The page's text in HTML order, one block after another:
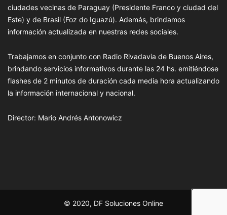
ciudades vecinas de Paraguay (Presidente Franco y ciudad del
Este) y de Brasil (Foz do Iguazú). Además, brindamos
información actualizada en nuestras redes sociales.
Trabajamos en conjunto con Radio Rivadavia de Buenos Aires,
brindando servicios informativos durante las 24 hs. emitiéndose
flashes de 2 minutos de duración cada media hora actualizando
la información internacional y nacional.
Director: Mario Andrés Antonowicz
© 2020, DF Soluciones Online